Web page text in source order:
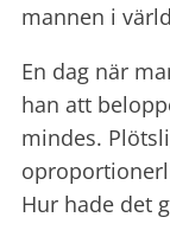
mannen i
En dag när
han att
mindes.
Hur hade det